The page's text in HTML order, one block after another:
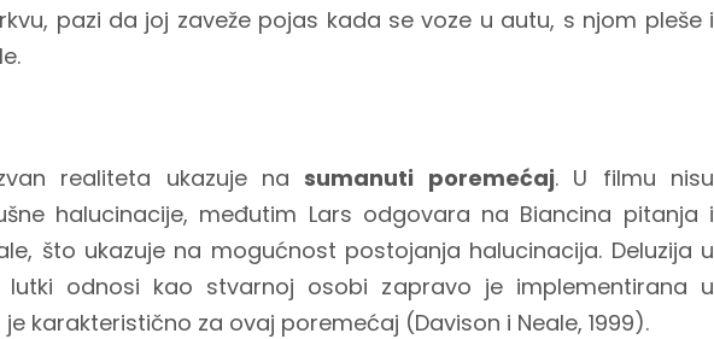
pazi da joj zaveže pojas kada se voze u autu, s njom pleše i
realiteta ukazuje nasumanuti poremećaj. U filmu nisu
halucinacije, međutim Lars odgovara na Biancina pitanja i
što ukazuje na mogućnost postojanja halucinacija. Deluzija u
odnosi kao stvarnoj osobi zapravo je implementirana u
karakteristično za ovaj poremećaj (Davison i Neale, 1999).